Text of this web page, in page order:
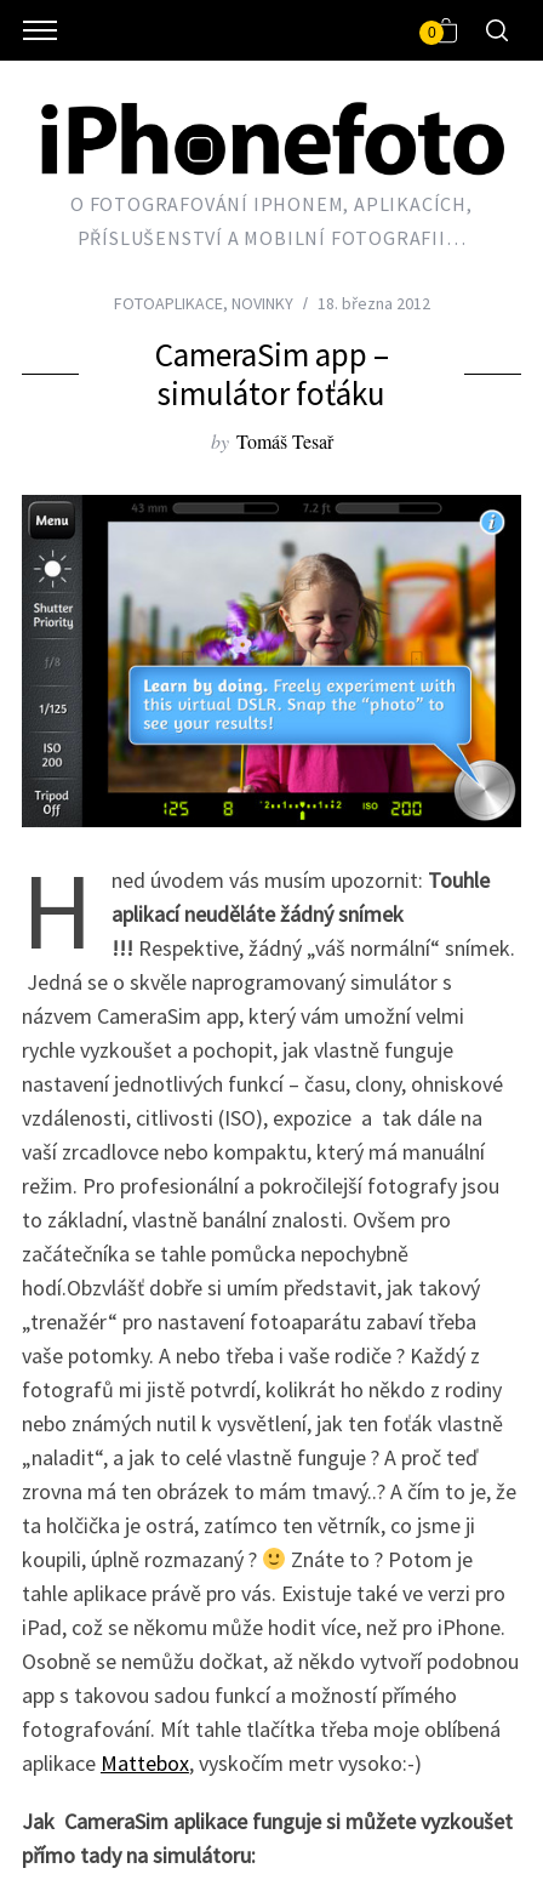
0
O FOTOGRAFOVÁNÍ IPHONEM, APLIKACÍCH,
PŘÍSLUŠENSTVÍ A MOBILNÍ FOTOGRAFII…
FOTOAPLIKACE, NOVINKY 18. března 2012
CameraSim app –
simulátor foťáku
by Tomáš Tesař
H ned úvodem vás musím upozornit: Touhle
aplikací neuděláte žádný snímek
!!! Respektive, žádný „váš normální“ snímek.
Jedná se o skvěle naprogramovaný simulátor s
názvem CameraSim app, který vám umožní velmi
rychle vyzkoušet a pochopit, jak vlastně funguje
nastavení jednotlivých funkcí – času, clony, ohniskové
vzdálenosti, citlivosti (ISO), expozice a tak dále na
vaší zrcadlovce nebo kompaktu, který má manuální
režim. Pro profesionální a pokročilejší fotografy jsou
to základní, vlastně banální znalosti. Ovšem pro
začátečníka se tahle pomůcka nepochybně
hodí.Obzvlášť dobře si umím představit, jak takový
„trenažér“ pro nastavení fotoaparátu zabaví třeba
vaše potomky. A nebo třeba i vaše rodiče ? Každý z
fotografů mi jistě potvrdí, kolikrát ho někdo z rodiny
nebo známých nutil k vysvětlení, jak ten foťák vlastně
„naladit“, a jak to celé vlastně funguje ? A proč teď
zrovna má ten obrázek to mám tmavý..? A čím to je, že
ta holčička je ostrá, zatímco ten větrník, co jsme ji
koupili, úplně rozmazaný ?
Znáte to ? Potom je
tahle aplikace právě pro vás. Existuje také ve verzi pro
iPad, což se někomu může hodit více, než pro iPhone.
Osobně se nemůžu dočkat, až někdo vytvoří podobnou
app s takovou sadou funkcí a možností přímého
fotografování. Mít tahle tlačítka třeba moje oblíbená
aplikace Mattebox, vyskočím metr vysoko:-)
Jak CameraSim aplikace funguje si můžete vyzkoušet
přímo tady na simulátoru: